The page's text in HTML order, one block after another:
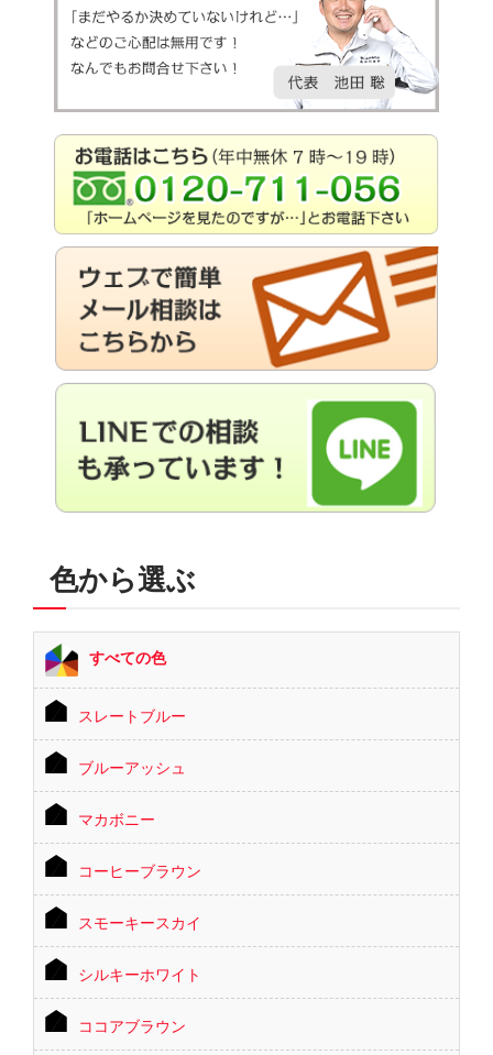
色から選ぶ
すべての色
スレートブルー
ブルーアッシュ
マカボニー
コーヒーブラウン
スモーキースカイ
シルキーホワイト
ココアブラウン